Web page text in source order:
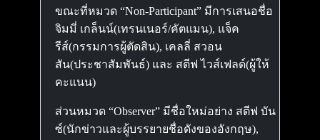
ขณะที่หมวด “Non-Participant” มีการเสนอชื่อ
จิมมี่ เกล็นน์(เทรนเนอร์/คัตแมน), แจ็ค
รีส์(กรรมการผู้ตัดสิน), เคลลี่ สวอน
สัน(ประชาสัมพันธ์) และ สตีฟ ไวส์เฟลด์(ผู้ให้
คะแนน)
ส่วนหมวด “Observer” มีชื่อใหม่อย่าง สตีฟ บัน
ซ์(นักข่าวและผู้บรรยายชื่อดังของอังกฤษ),